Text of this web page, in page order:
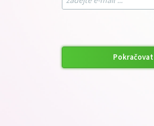
Pokračovat